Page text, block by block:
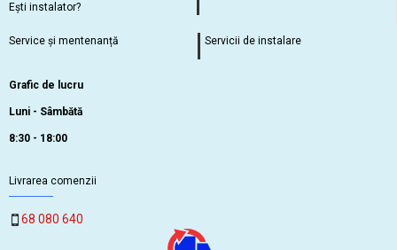
Ești instalator?
Service și mentenanță Servicii de instalare
Grafic de lucru
Luni - Sâmbătă
8:30 - 18:00
Livrarea comenzii
68 080 640